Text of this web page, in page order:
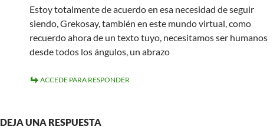
Estoy totalmente de acuerdo en esa necesidad de seguir
siendo, Grekosay, también en este mundo virtual, como
recuerdo ahora de un texto tuyo, necesitamos ser humanos
desde todos los ángulos, un abrazo
ACCEDE PARA RESPONDER
DEJA UNA RESPUESTA